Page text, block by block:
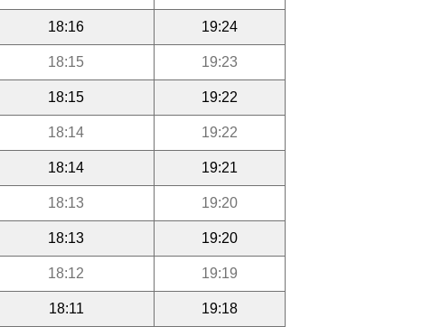
18:16 19:24
18:15 19:23
18:15 19:22
18:14 19:22
18:14 19:21
18:13 19:20
18:13 19:20
18:12 19:19
18:11 19:18